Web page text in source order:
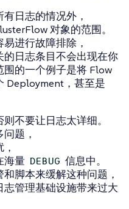
日志的情况外，
对象的范围。
进行故障排除，
日志条目不会出现在你
围的一个例子是将 Flow
Deployment ，甚至是
不要让日志太详细。
题，
，
海量 DEBUG 信息中。
脚本来缓解这种问题，
管理基础设施带来过大